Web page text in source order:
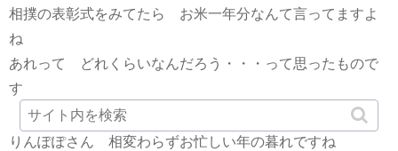
相撲の表彰式をみてたら お米一年分なんて言ってますよ
ね
あれって どれくらいなんだろう・・・って思ったもので
す
りんぽぽさん 相変わらずお忙しい年の暮れですね